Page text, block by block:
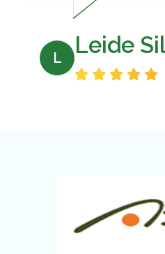
L Leide